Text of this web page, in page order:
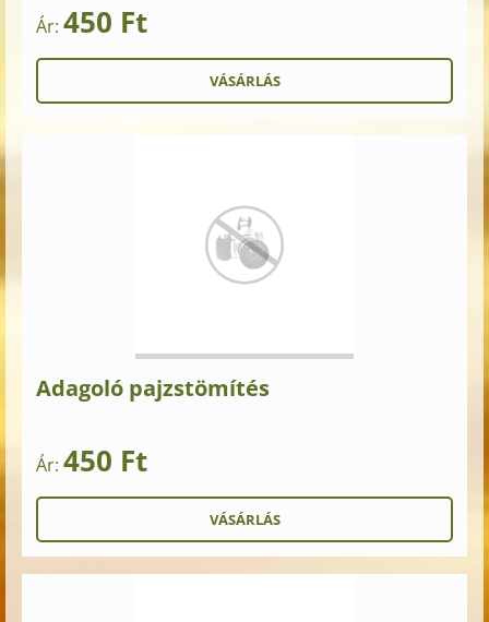
Ár: 450 Ft
Adagoló pajzstömítés
Ár: 450 Ft